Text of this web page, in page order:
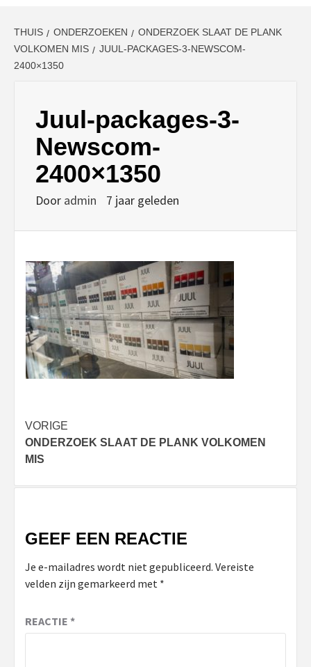
THUIS ONDERZOEKEN
ONDERZOEK SLAAT DE PLANK
VOLKOMEN MIS
JUUL-PACKAGES-3-NEWSCOM-
2400×1350
Juul-packages-3-
Newscom-
2400×1350
Door admin 7 jaar geleden
Bericht
navigatie
VORIGE
ONDERZOEK SLAAT DE PLANK VOLKOMEN
MIS
GEEF EEN REACTIE
Je e-mailadres wordt niet gepubliceerd. Vereiste
velden zijn gemarkeerd met *
REACTIE *